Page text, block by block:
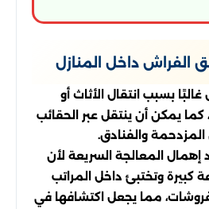
الفراش داخل المنازل
بسبب انتقال الأثاث أو
كما يمكن أن ينتقل عبر الحقائب
المزدحمة والفنادق.
إهمال المعالجة السريعة لأن
كبيرة وتختبئ داخل المراتب
مما يجعل اكتشافها في